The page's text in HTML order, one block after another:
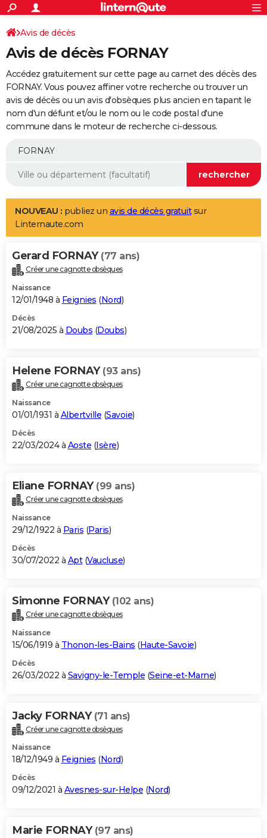
ACTUALITÉS
Politique
Société
Faits Divers
Education
Monde
Villes
+
SPORT
Coupe du monde 2026
Football
Tennis
Cyclisme
Rugby
Forum
Programme TV
TNT
Streaming
Cinéma
Sorties cinéma
Musique
+
FINANCE
Retraite
Epargne
Immobilier
Risques naturels par ville
Banque
Assurance
AUTO
Essais
Réserver un essai
Citadines
Berlines
SUV
Forum auto
+
Mobiles
Meilleur smartphone
Internet
Ordinateurs
Jeux vidéo
Guide high-tech
Aménagement intérieur
LIFESTYLE
Art de vivre
Bien-être
Loisirs
Mode
Modes de vie
Alimentation
Guide de la santé
Maladies
Médicaments
Sommeil
VOYAGE
Destinations
City break
Voyage nature
Voyage de noces
Forum
Climat
+PHOTO
GUIDES D'ACHAT
BONS PLANS
Carte de Noël
Carte Bonne année
Carte Saint-Valentin
Carte Pâques
Carte d'anniversaire
DICTIONNAIRE
Dictionnaire
Biographies
Citations
Expressions
Proverbes
PROGRAMME TV
S'inscrire
Se connecter
Lycées
Collèges
Primaires
Universités
Entreprises
Service militaire
Avis de recherche
AVIS DE DÉCÈS
Bricolage
Lifestyle
Culture
Sport
Auto
Television
Voyage
Cinema
Avis de décès
Avis de décès FORNAY
Accédez gratuitement sur cette page au carnet des décès des
FORNAY. Vous pouvez affiner votre recherche ou trouver un
avis de décès ou un avis d'obsèques plus ancien en tapant le
nom d'un défunt et/ou le nom ou le code postal d'une
commune dans le moteur de recherche ci-dessous.
NOUVEAU : publiez un avis de décès gratuitsur
Linternaute.com
Gerard FORNAY (77 ans)
Créer une cagnotte obsèques
Naissance
12/01/1948 à Feignies (Nord)
Décès
21/08/2025 à Doubs (Doubs)
Helene FORNAY (93 ans)
Créer une cagnotte obsèques
Naissance
01/01/1931 à Albertville (Savoie)
Décès
22/03/2024 à Aoste (Isère)
Eliane FORNAY (99 ans)
Créer une cagnotte obsèques
Naissance
29/12/1922 à Paris (Paris)
Décès
30/07/2022 à Apt(Vaucluse)
Simonne FORNAY (102 ans)
Créer une cagnotte obsèques
Naissance
15/06/1919 à Thonon-les-Bains (Haute-Savoie)
Décès
26/03/2022 à Savigny-le-Temple (Seine-et-Marne)
Jacky FORNAY (71 ans)
Créer une cagnotte obsèques
Naissance
18/12/1949 à Feignies (Nord)
Décès
09/12/2021 à Avesnes-sur-Helpe (Nord)
Marie FORNAY (97 ans)